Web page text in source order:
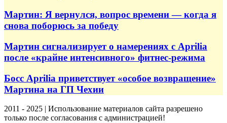
Мартин: Я вернулся, вопрос времени — когда я
снова поборюсь за победу
Мартин сигнализирует о намерениях с Aprilia
после «крайне интенсивного» фитнес-режима
Босс Aprilia приветствует «особое возвращение»
Мартина на ГП Чехии
2011 - 2025 | Использование материалов сайта разрешено
только после согласования с администрацией!